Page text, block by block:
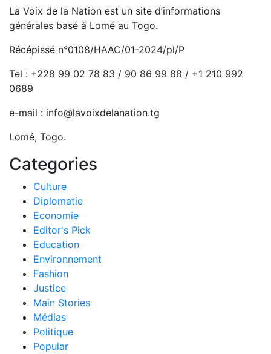
La Voix de la Nation est un site d’informations
générales basé à Lomé au Togo.
Récépissé n°0108/HAAC/01-2024/pl/P
Tel : +228 99 02 78 83 / 90 86 99 88 / +1 210 992
0689
e-mail : info@lavoixdelanation.tg
Lomé, Togo.
Categories
Culture
Diplomatie
Economie
Editor's Pick
Education
Environnement
Fashion
Justice
Main Stories
Médias
Politique
Popular